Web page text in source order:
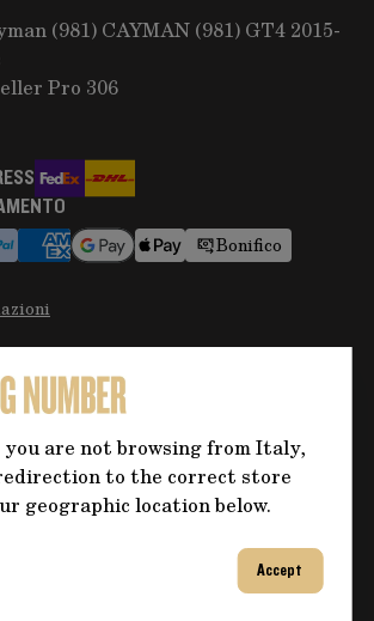
you are not browsing from Italy,
to the correct store
geographic location below.
Accept
(981) CAYMAN (981) GT4 2015-
Pro 306
Bonifico
di altre informazioni
sul prodotto?
per eventuali domande e
form, ti ricontatteremo al più
per risolvere il tuo dubbio!